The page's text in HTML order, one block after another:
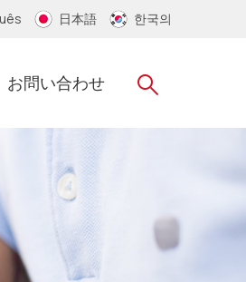
日本語 한국의
お問い合わせ